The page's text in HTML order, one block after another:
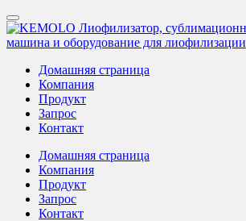
Домашняя страница
Компания
Продукт
Запрос
Контакт
Домашняя страница
Компания
Продукт
Запрос
Контакт